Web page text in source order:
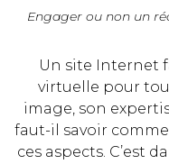
Engager ou non un
Un site Internet
virtuelle pour
image, son
faut-il savoir
ces aspects. C’est